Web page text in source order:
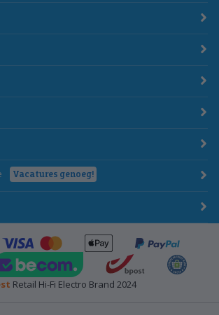
Vacatures genoeg!
click-to-pay-credit-card-visa
ApplePay
PayPal
BecomTrustmarkbpost
Emota
Retail Hi-Fi Electro Brand 2024